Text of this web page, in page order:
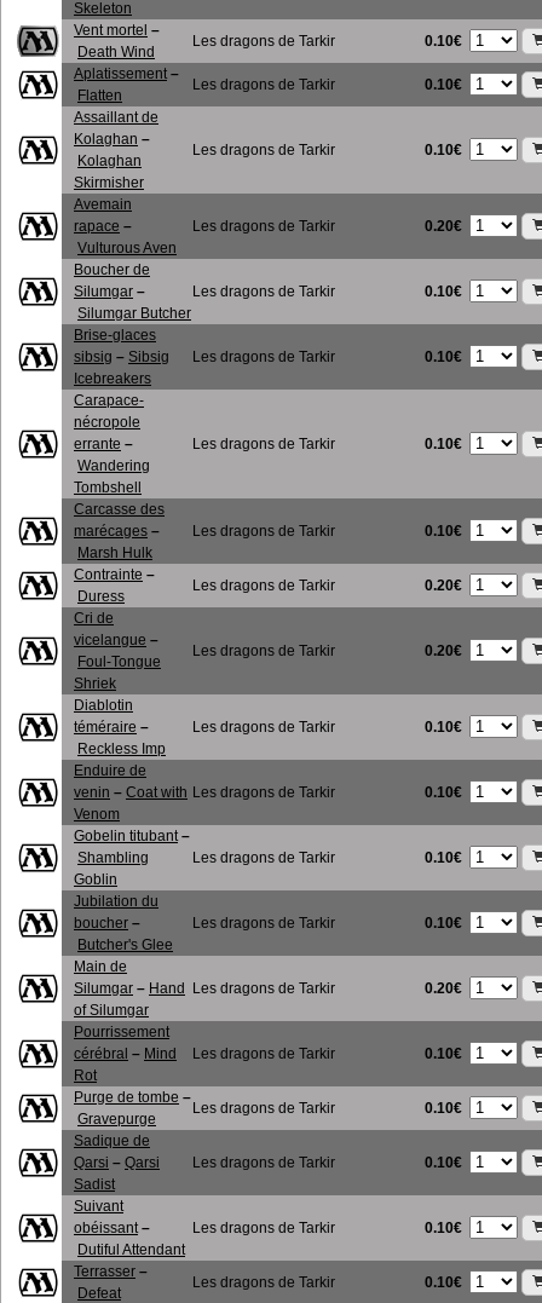
Skeleton
Vent mortel –
Death Wind
Les dragons de Tarkir 0.10€
Aplatissement –
Flatten
Les dragons de Tarkir 0.10€
Assaillant de
Kolaghan –
Kolaghan
Skirmisher
Les dragons de Tarkir 0.10€
Avemain
rapace –
Vulturous Aven
Les dragons de Tarkir 0.20€
Boucher de
Silumgar –
Silumgar Butcher
Les dragons de Tarkir 0.10€
Brise-glaces
sibsig – Sibsig
Icebreakers
Les dragons de Tarkir 0.10€
Carapace-
nécropole
errante –
Wandering
Tombshell
Les dragons de Tarkir 0.10€
Carcasse des
marécages –
Marsh Hulk
Les dragons de Tarkir 0.10€
Contrainte –
Duress
Les dragons de Tarkir 0.20€
Cri de
vicelangue –
Foul-Tongue
Shriek
Les dragons de Tarkir 0.20€
Diablotin
téméraire –
Reckless Imp
Les dragons de Tarkir 0.10€
Enduire de
venin – Coat with
Venom
Les dragons de Tarkir 0.10€
Gobelin titubant –
Shambling
Goblin
Les dragons de Tarkir 0.10€
Jubilation du
boucher –
Butcher's Glee
Les dragons de Tarkir 0.10€
Main de
Silumgar – Hand
of Silumgar
Les dragons de Tarkir 0.20€
Pourrissement
cérébral – Mind
Rot
Les dragons de Tarkir 0.10€
Purge de tombe –
Gravepurge
Les dragons de Tarkir 0.10€
Sadique de
Qarsi – Qarsi
Sadist
Les dragons de Tarkir 0.10€
Suivant
obéissant –
Dutiful Attendant
Les dragons de Tarkir 0.10€
Terrasser –
Defeat
Les dragons de Tarkir 0.10€